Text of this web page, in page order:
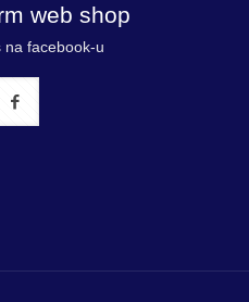
web shop
na facebook-u